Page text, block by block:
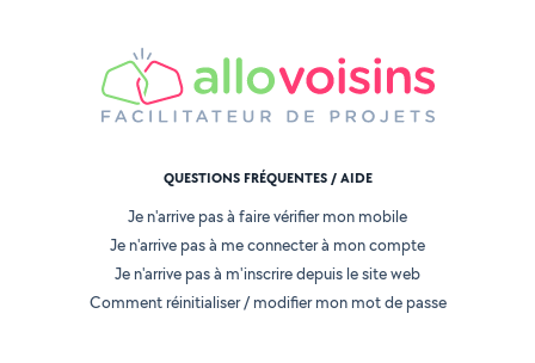
QUESTIONS FRÉQUENTES / AIDE
Je n'arrive pas à faire vérifier mon mobile
Je n'arrive pas à me connecter à mon compte
Je n'arrive pas à m'inscrire depuis le site web
Comment réinitialiser / modifier mon mot de passe